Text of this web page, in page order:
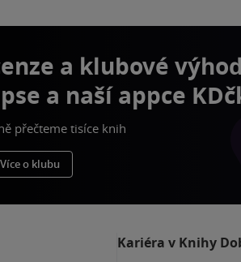
a klubové
a naší appce
přečteme tisíce knih
Více o klubu
Kariéra v Knihy